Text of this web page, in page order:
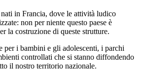
in Francia, dove le attività ludico
non per niente questo paese è
la costruzione di queste strutture.
per i bambini e gli adolescenti, i parchi
controllati che si stanno diffondendo
il nostro territorio nazionale.